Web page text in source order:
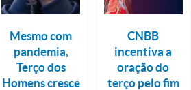
Mesmo com
pandemia,
Terço dos
Homens cresce
CNBB
incentiva a
oração do
terço pelo fim